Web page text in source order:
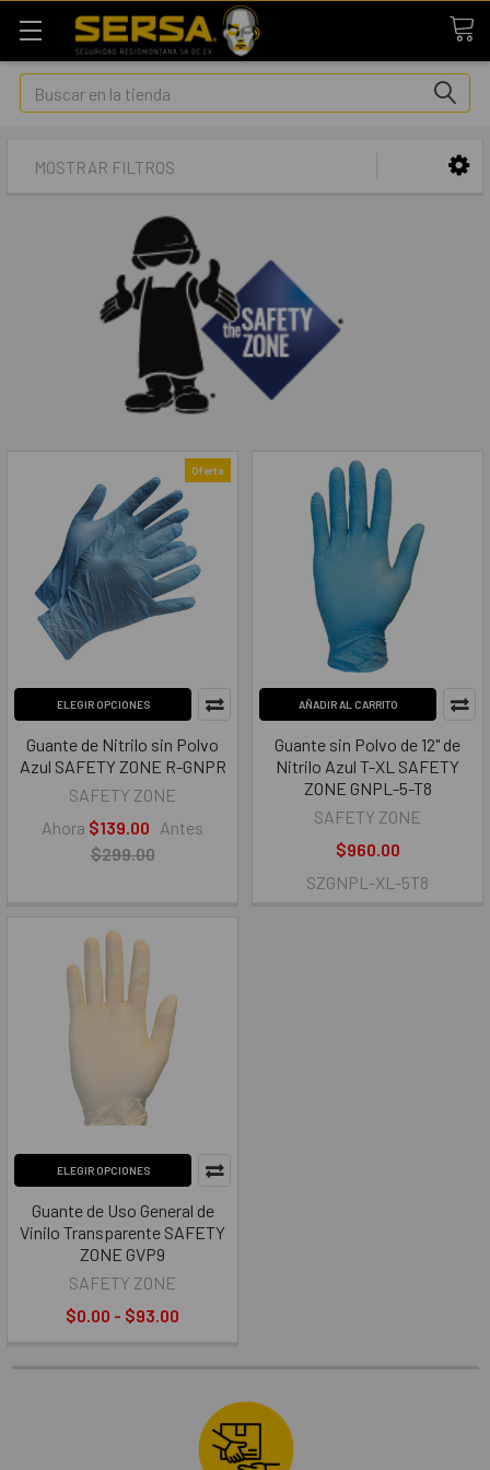
Buscar
MOSTRAR FILTROS
Oferta
ELEGIR OPCIONES
Guante de Nitrilo sin Polvo
Azul SAFETY ZONE R-GNPR
SAFETY ZONE
Ahora $139.00 Antes
$299.00
AÑADIR AL CARRITO
Guante sin Polvo de 12" de
Nitrilo Azul T-XL SAFETY
ZONE GNPL-5-T8
SAFETY ZONE
$960.00
SZGNPL-XL-5T8
ELEGIR OPCIONES
Guante de Uso General de
Vinilo Transparente SAFETY
ZONE GVP9
SAFETY ZONE
$0.00 - $93.00